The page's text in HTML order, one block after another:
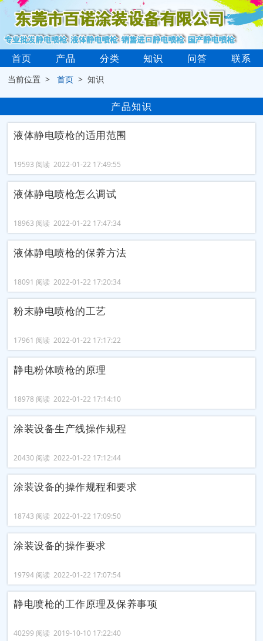
首页 产品 分类 知识 问答 联系
当前位置 >首页 > 知识
产品知识
液体静电喷枪的适用范围
19593 阅读 2022-01-22 17:49:55
液体静电喷枪怎么调试
18963 阅读 2022-01-22 17:47:34
液体静电喷枪的保养方法
18091 阅读 2022-01-22 17:20:34
粉末静电喷枪的工艺
17961 阅读 2022-01-22 17:17:22
静电粉体喷枪的原理
18978 阅读 2022-01-22 17:14:10
涂装设备生产线操作规程
20430 阅读 2022-01-22 17:12:44
涂装设备的操作规程和要求
18743 阅读 2022-01-22 17:09:50
涂装设备的操作要求
19794 阅读 2022-01-22 17:07:54
静电喷枪的工作原理及保养事项
40299 阅读 2019-10-10 17:22:40